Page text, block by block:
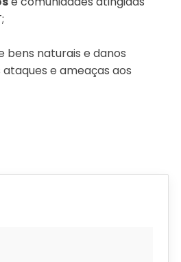
bens naturais e danos
e ameaças aos